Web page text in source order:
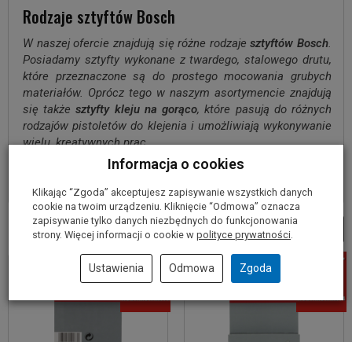
Rodzaje sztyftów Bosch
W naszej ofercie znajdują się różne rodzajesztyftów Bosch.
Posiadamy sztyfty wykonane z twardego, stalowego drutu,
które przeznaczone są do prostego mocowania grubych
materiałów. Oprócz tego w naszym asortymencie znajdują
się takżesztyfty kleju na gorąco, które pasują do różnych
rodzajów pistoletów do klejenia i umożliwiają wykonywanie
wielu, kreatywnych prac.
Poznaj naszą ofertę sztyftów!Informacja o cookies
Klikając “Zgoda” akceptujesz zapisywanie wszystkich danych
cookie na twoim urządzeniu. Kliknięcie “Odmowa” oznacza
zapisywanie tylko danych niezbędnych do funkcjonowania
strony. Więcej informacji o cookie w polityce prywatności
Ustawienia Odmowa Zgoda